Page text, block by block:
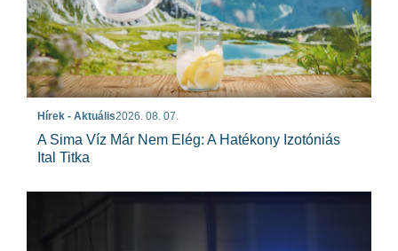
Hírek - Aktuális2026. 08. 07.
A Sima Víz Már Nem Elég: A Hatékony Izotóniás
Ital Titka